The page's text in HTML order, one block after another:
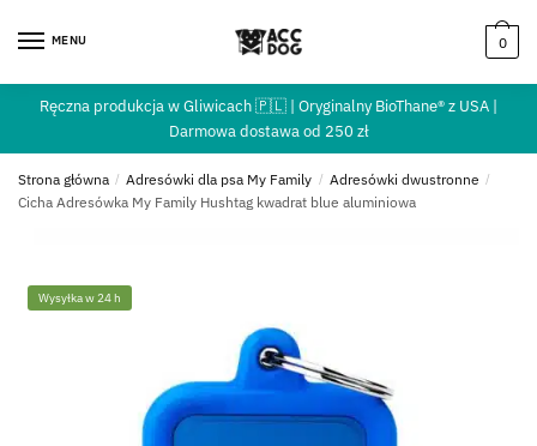
MENU 0
Ręczna produkcja w Gliwicach 🇵🇱 | Oryginalny BioThane® z USA |
Darmowa dostawa od 250 zł
Strona główna / Adresówki dla psa My Family / Adresówki dwustronne /
Cicha Adresówka My Family Hushtag kwadrat blue aluminiowa
Wysyłka w 24 h